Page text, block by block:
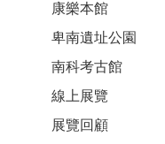
康樂本館
卑南遺址公園
南科考古館
線上展覽
展覽回顧